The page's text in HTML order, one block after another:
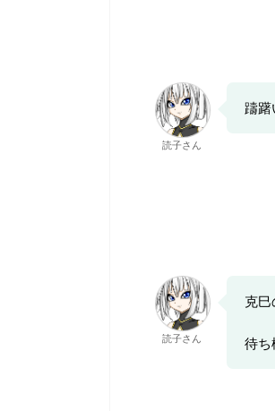
読子さん
躊躇
読子さん
克巳
待ち